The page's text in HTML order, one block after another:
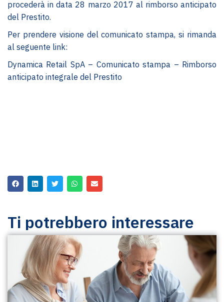
procederà in data 28 marzo 2017 al rimborso anticipato
del Prestito.
Per prendere visione del comunicato stampa, si rimanda
al seguente link:
Dynamica Retail SpA – Comunicato stampa – Rimborso
anticipato integrale del Prestito
Ti potrebbero interessare